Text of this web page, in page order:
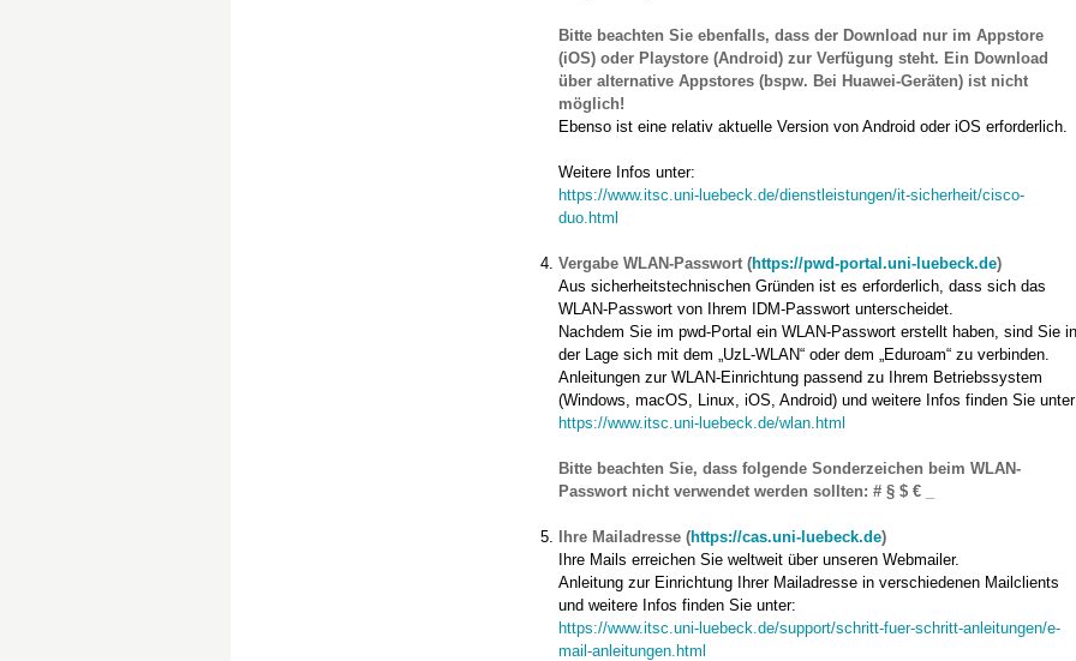
Bitte beachten Sie ebenfalls, dass der Download nur im Appstore
(iOS) oder Playstore (Android) zur Verfügung steht. Ein Download
über alternative Appstores (bspw. Bei Huawei-Geräten) ist nicht
möglich!
Ebenso ist eine relativ aktuelle Version von Android oder iOS erforderlich.
Weitere Infos unter:
https://www.itsc.uni-luebeck.de/dienstleistungen/it-sicherheit/cisco-
duo.html
Vergabe WLAN-Passwort (https://pwd-portal.uni-luebeck.de)
Aus sicherheitstechnischen Gründen ist es erforderlich, dass sich das
WLAN-Passwort von Ihrem IDM-Passwort unterscheidet.
Nachdem Sie im pwd-Portal ein WLAN-Passwort erstellt haben, sind Sie
der Lage sich mit dem „UzL-WLAN“ oder dem „Eduroam“ zu verbinden.
Anleitungen zur WLAN-Einrichtung passend zu Ihrem Betriebssystem
(Windows, macOS, Linux, iOS, Android) und weitere Infos finden Sie
https://www.itsc.uni-luebeck.de/wlan.html
Bitte beachten Sie, dass folgende Sonderzeichen beim WLAN-
Passwort nicht verwendet werden sollten: # § $ € _
Ihre Mailadresse (https://cas.uni-luebeck.de)
Ihre Mails erreichen Sie weltweit über unseren Webmailer.
Anleitung zur Einrichtung Ihrer Mailadresse in verschiedenen Mailclients
und weitere Infos finden Sie unter:
https://www.itsc.uni-luebeck.de/support/schritt-fuer-schritt-anleitungen/e-
mail-anleitungen.html